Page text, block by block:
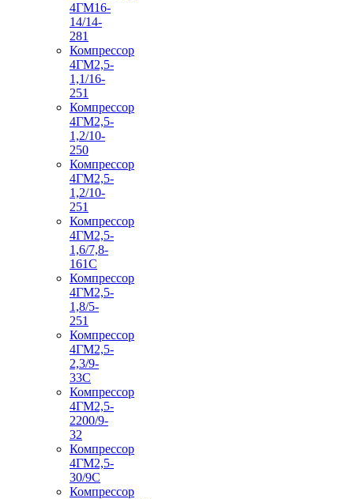
4ГМ16-
14/14-
281
Компрессор
4ГМ2,5-
1,1/16-
251
Компрессор
4ГМ2,5-
1,2/10-
250
Компрессор
4ГМ2,5-
1,2/10-
251
Компрессор
4ГМ2,5-
1,6/7,8-
161С
Компрессор
4ГМ2,5-
1,8/5-
251
Компрессор
4ГМ2,5-
2,3/9-
33С
Компрессор
4ГМ2,5-
2200/9-
32
Компрессор
4ГМ2,5-
30/9С
Компрессор